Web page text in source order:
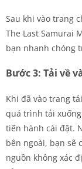
Sau khi vào trang
The Last Samurai
bạn nhanh chóng
Bước 3: Tải về
Khi đã vào trang
quá trình tải
tiến hành cài đặt.
bên ngoài, bạn sẽ
nguồn không xác